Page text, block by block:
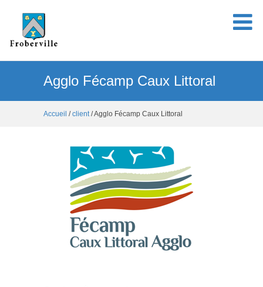
Agglo Fécamp Caux Littoral
Accueil /client/ Agglo Fécamp Caux Littoral